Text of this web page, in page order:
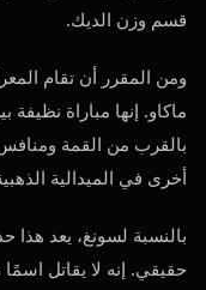
قسم وزن الديك.
ماكاو. إنها مباراة
بالقرب من القمة
أخرى في الميدالية
بالنسبة لسونغ، يعد هذا
حقيقي. إنه لا يقاتل